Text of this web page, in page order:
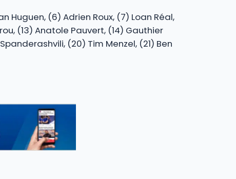
Huguen, (6) Adrien Roux, (7) Loan Réal,
(13) Anatole Pauvert, (14) Gauthier
(20) Tim Menzel, (21) Ben